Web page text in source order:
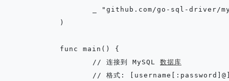
)
func main() {
	// 连接到 MySQL
数据库